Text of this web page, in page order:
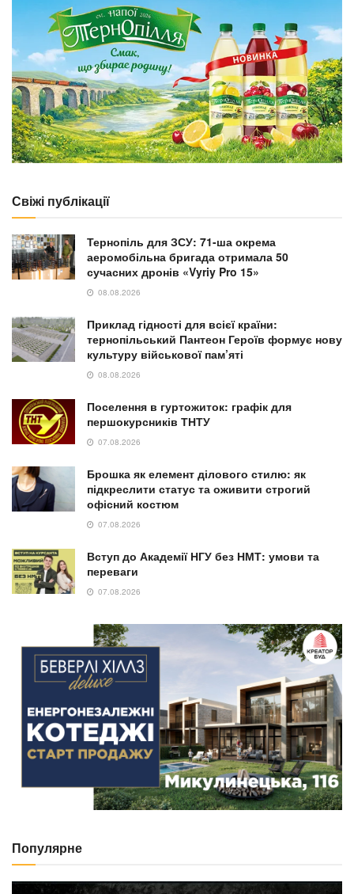
Свіжі публікації
Тернопіль для ЗСУ: 71-ша окрема
аеромобільна бригада отримала 50
сучасних дронів «Vyriy Pro 15»
08.08.2026
Приклад гідності для всієї країни:
тернопільський Пантеон Героїв формує нову
культуру військової пам’яті
08.08.2026
Поселення в гуртожиток: графік для
першокурсників ТНТУ
07.08.2026
Брошка як елемент ділового стилю: як
підкреслити статус та оживити строгий
офісний костюм
07.08.2026
Вступ до Академії НГУ без НМТ: умови та
переваги
07.08.2026
Популярне